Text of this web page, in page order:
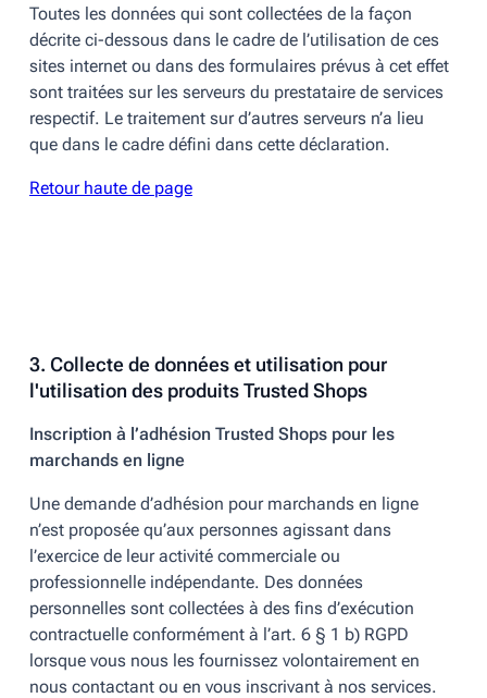
Toutes les données qui sont collectées de la façon
décrite ci-dessous dans le cadre de l’utilisation de ces
sites internet ou dans des formulaires prévus à cet effet
sont traitées sur les serveurs du prestataire de services
respectif. Le traitement sur d’autres serveurs n’a lieu
que dans le cadre défini dans cette déclaration.
Retour haute de page
3. Collecte de données et utilisation pour
l'utilisation des produits Trusted Shops
Inscription à l’adhésion Trusted Shops pour les
marchands en ligne
Une demande d’adhésion pour marchands en ligne
n’est proposée qu’aux personnes agissant dans
l’exercice de leur activité commerciale ou
professionnelle indépendante. Des données
personnelles sont collectées à des fins d’exécution
contractuelle conformément à l’art. 6 § 1 b) RGPD
lorsque vous nous les fournissez volontairement en
nous contactant ou en vous inscrivant à nos services.